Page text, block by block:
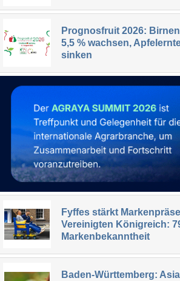
Prognosfruit 2026:
5,5 % wachsen,
sinken
Fyffes stärkt
Vereinigten Königreich:
Markenbekanntheit
Baden-Württemberg: